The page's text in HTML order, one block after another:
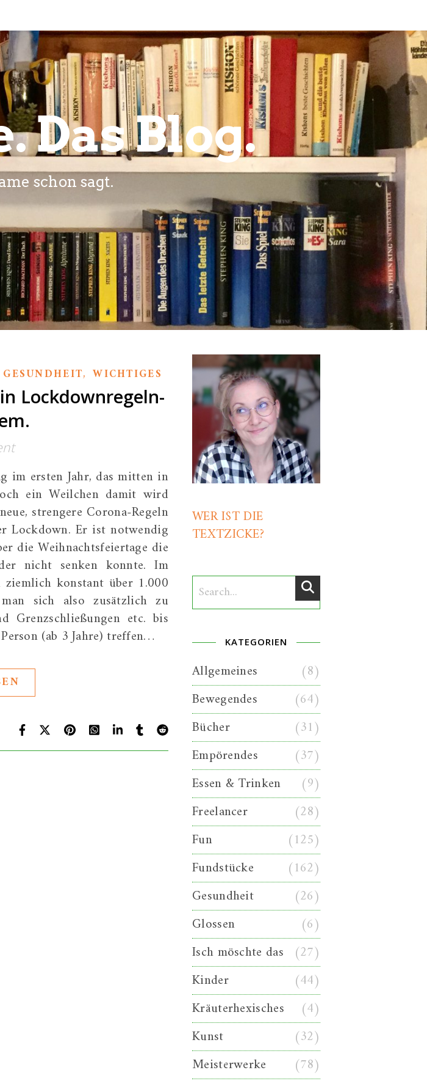
Das Blog.
schon sagt.
GESUNDHEIT,WICHTIGES
Lockdownregeln-
im ersten Jahr, das mitten in
ein Weilchen damit wird
strengere Corona-Regeln
Lockdown. Er ist notwendig
die Weihnachtsfeiertage die
nicht senken konnte. Im
konstant über 1.000
sich also zusätzlich zu
Grenzschließungen etc. bis
(ab 3 Jahre) treffen…
WER IST DIE
TEXTZICKE?
KATEGORIEN
Allgemeines
(8)
Bewegendes
(64)
Bücher
(31)
Empörendes
(37)
Essen & Trinken
(9)
Freelancer
(28)
Fun
(125)
Fundstücke
(162)
Gesundheit
(26)
Glossen
(6)
Isch möschte das (27)
Kinder
(44)
Kräuterhexisches
(4)
Kunst
(32)
Meisterwerke
(78)